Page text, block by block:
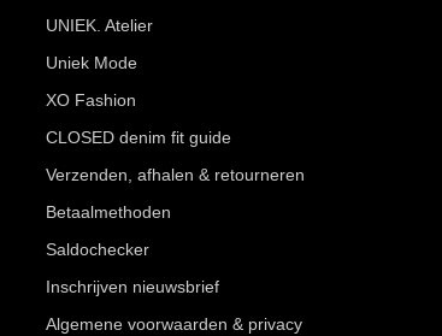
UNIEK. Atelier
Uniek Mode
XO Fashion
CLOSED denim fit guide
Verzenden, afhalen & retourneren
Betaalmethoden
Saldochecker
Inschrijven nieuwsbrief
Algemene voorwaarden & privacy